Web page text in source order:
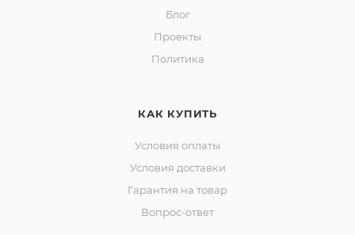
Блог
Проекты
Политика
КАК КУПИТЬ
Условия оплаты
Условия доставки
Гарантия на товар
Вопрос-ответ